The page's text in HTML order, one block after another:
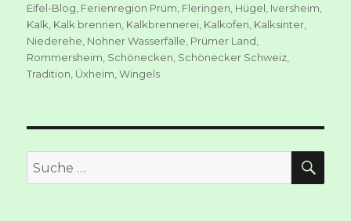
am
Eifel-Blog, Ferienregion Prüm, Fleringen, Hügel, Iversheim,
Kalk, Kalk brennen, Kalkbrennerei, Kalkofen, Kalksinter,
Niederehe, Nohner Wasserfälle, Prümer Land,
Rommersheim, Schönecken, Schönecker Schweiz,
Tradition, Üxheim,Wingels
Suche
nach: